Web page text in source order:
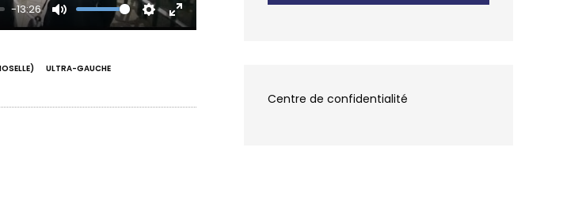
-13:26
Mute Settings
Enter
ULTRA-GAUCHE
Centre de confidentialité